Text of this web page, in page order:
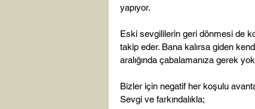
yapıyor.
Eski sevgililerin geri dönmesi de
takip eder. Bana kalırsa giden
aralığında çabalamanıza gerek
Bizler için negatif her koşulu
Sevgi ve farkındalıkla;